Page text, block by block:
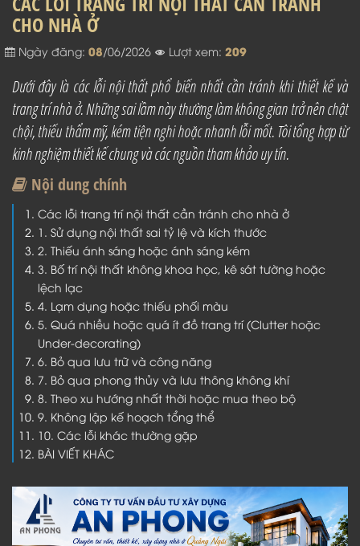
CHO NHÀ Ở
Ngày đăng: 08/06/2026 Lượt xem: 209
Dưới đây là các lỗi nội thất phổ biến nhất cần tránh khi thiết kế và
trang trí nhà ở. Những sai lầm này thường làm không gian trở nên chật
chội, thiếu thẩm mỹ, kém tiện nghi hoặc nhanh lỗi mốt. Tôi tổng hợp từ
kinh nghiệm thiết kế chung và các nguồn tham khảo uy tín.
Nội dung chính
Các lỗi trang trí nội thất cần tránh cho nhà ở
1. Sử dụng nội thất sai tỷ lệ và kích thước
2. Thiếu ánh sáng hoặc ánh sáng kém
3. Bố trí nội thất không khoa học, kê sát tường hoặc
lệch lạc
4. Lạm dụng hoặc thiếu phối màu
5. Quá nhiều hoặc quá ít đồ trang trí (Clutter hoặc
Under-decorating)
6. Bỏ qua lưu trữ và công năng
7. Bỏ qua phong thủy và lưu thông không khí
8. Theo xu hướng nhất thời hoặc mua theo bộ
9. Không lập kế hoạch tổng thể
10. Các lỗi khác thường gặp
BÀI VIẾT KHÁC